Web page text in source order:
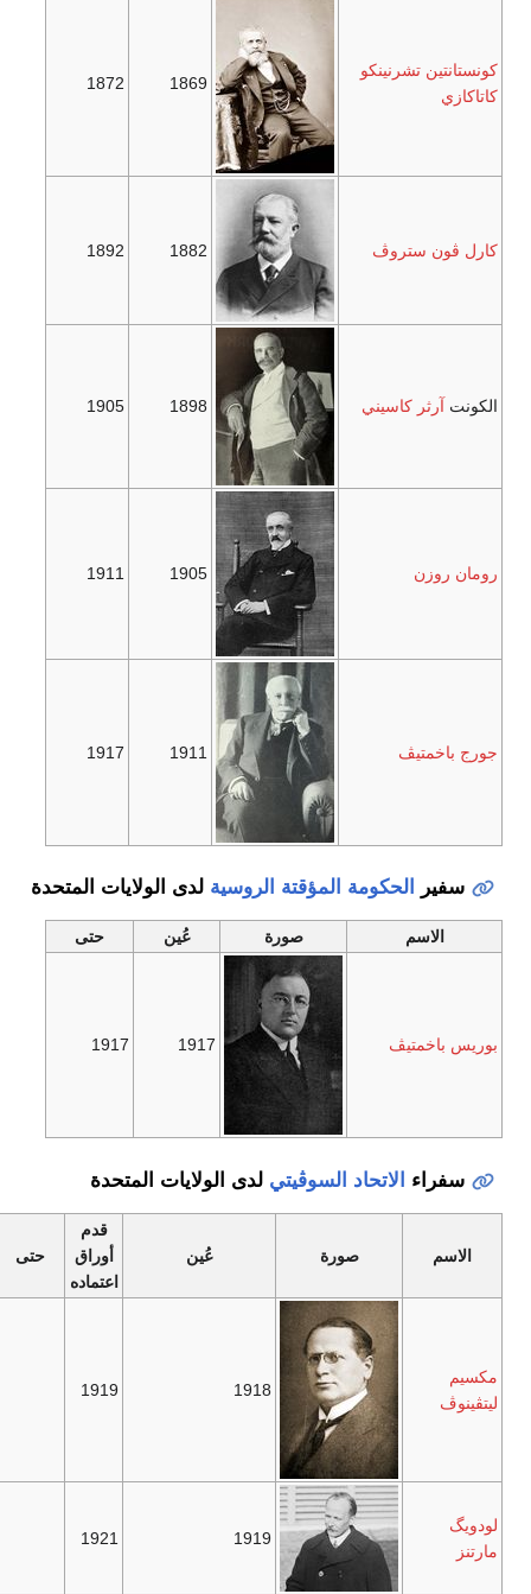
كونستانتين تشرنينكو
كاتاكازي
1869
1872
كارل ڤون ستروڤ 1882
1892
الكونتآرثر كاسيني 1898
1905
رومان روزن 1905
1911
جورج باخمتيڤ 1911
1917
سفير الحكومة المؤقتة الروسيةلدى الولايات المتحدة
الاسم صورة عُين حتى
بوريس باخمتيڤ 1917
1917
سفراء الاتحاد السوڤيتي لدى الولايات المتحدة
الاسم صورة عُين
قدم
أوراق
اعتماده
حتى
مكسيم
ليتڤينوڤ
1918
1919
لودويگ
مارتنز
1919
1921